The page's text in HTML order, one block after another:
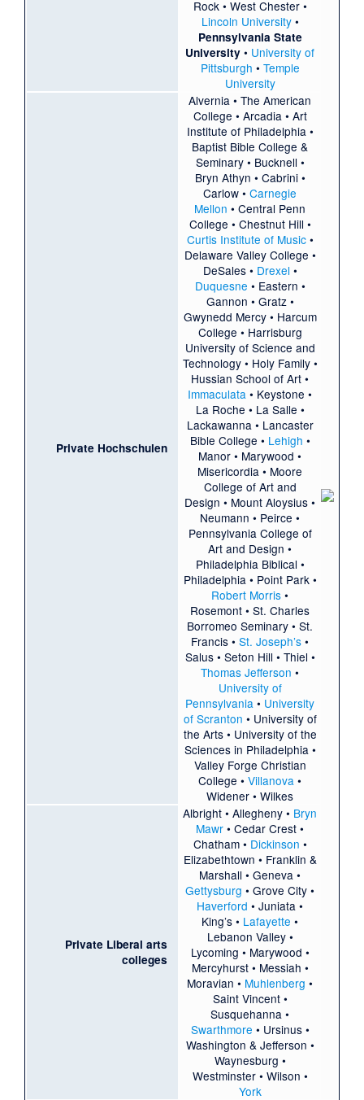
Rock• West Chester•
Lincoln University•
Pennsylvania State
University • University of
Pittsburgh • Temple
University
Private Hochschulen
Alvernia •The American
College • Arcadia • Art
Institute of Philadelphia •
Baptist Bible College &
Seminary• Bucknell •
Bryn Athyn • Cabrini•
Carlow •Carnegie
Mellon •Central Penn
College • Chestnut Hill •
Curtis Institute of Music•
Delaware Valley College •
DeSales• Drexel •
Duquesne • Eastern •
Gannon • Gratz •
Gwynedd Mercy• Harcum
College • Harrisburg
University of Science and
Technology• Holy Family•
Hussian School of Art •
Immaculata • Keystone •
La Roche • La Salle •
Lackawanna • Lancaster
Bible College • Lehigh •
Manor • Marywood •
Misericordia • Moore
College of Art and
Design • Mount Aloysius •
Neumann • Peirce •
Pennsylvania College of
Art and Design •
Philadelphia Biblical •
Philadelphia • Point Park•
Robert Morris •
Rosemont •St. Charles
Borromeo Seminary •St.
Francis •St. Joseph’s •
Salus• Seton Hill • Thiel •
Thomas Jefferson •
University of
Pennsylvania • University
of Scranton • University of
the Arts• University of the
Sciences in Philadelphia •
Valley Forge Christian
College •Villanova •
Widener •Wilkes
Private Liberal arts
colleges
Albright •Allegheny • Bryn
Mawr •Cedar Crest •
Chatham• Dickinson •
Elizabethtown • Franklin &
Marshall •Geneva •
Gettysburg •Grove City •
Haverford •Juniata •
King’s • Lafayette •
Lebanon Valley•
Lycoming • Marywood •
Mercyhurst• Messiah •
Moravian • Muhlenberg •
Saint Vincent•
Susquehanna •
Swarthmore • Ursinus•
Washington & Jefferson •
Waynesburg •
Westminster• Wilson •
York